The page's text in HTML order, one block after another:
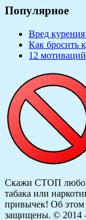
Популярное
Вред
Как бросить
12
Скажи СТОП любой
табака или
привычек! Об этом
защищены. © 2014